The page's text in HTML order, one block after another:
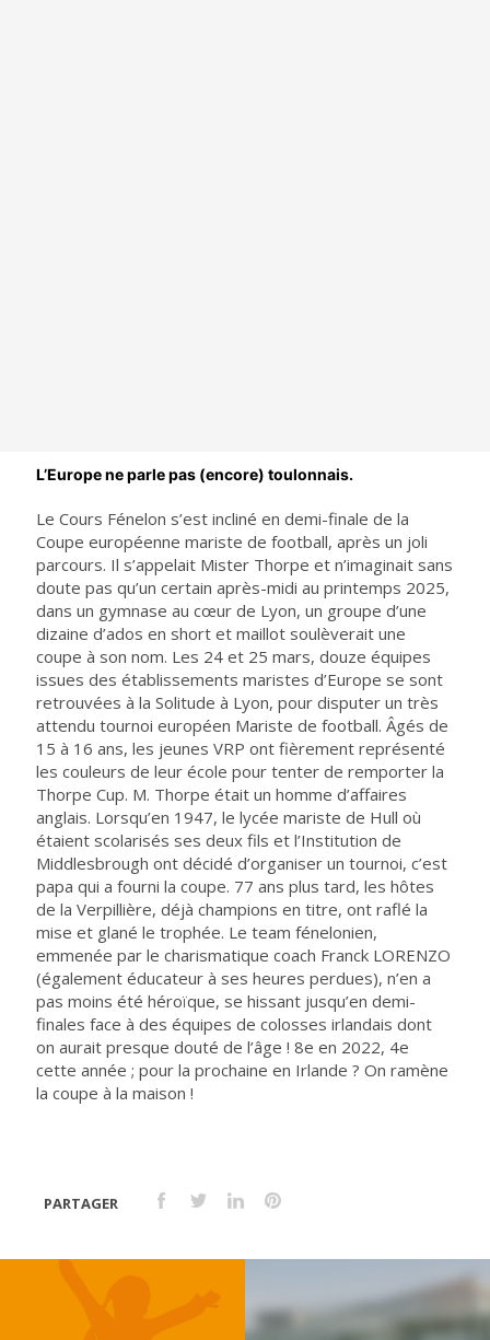
L’Europe ne parle pas (encore) toulonnais.
Le Cours Fénelon s’est incliné en demi-finale de la
Coupe européenne mariste de football, après un joli
parcours. Il s’appelait Mister Thorpe et n’imaginait sans
doute pas qu’un certain après-midi au printemps 2025,
dans un gymnase au cœur de Lyon, un groupe d’une
dizaine d’ados en short et maillot soulèverait une
coupe à son nom. Les 24 et 25 mars, douze équipes
issues des établissements maristes d’Europe se sont
retrouvées à la Solitude à Lyon, pour disputer un très
attendu tournoi européen Mariste de football. Âgés de
15 à 16 ans, les jeunes VRP ont fièrement représenté
les couleurs de leur école pour tenter de remporter la
Thorpe Cup. M. Thorpe était un homme d’affaires
anglais. Lorsqu’en 1947, le lycée mariste de Hull où
étaient scolarisés ses deux fils et l’Institution de
Middlesbrough ont décidé d’organiser un tournoi, c’est
papa qui a fourni la coupe. 77 ans plus tard, les hôtes
de la Verpillière, déjà champions en titre, ont raflé la
mise et glané le trophée. Le team fénelonien,
emmenée par le charismatique coach Franck LORENZO
(également éducateur à ses heures perdues), n’en a
pas moins été héroïque, se hissant jusqu’en demi-
finales face à des équipes de colosses irlandais dont
on aurait presque douté de l’âge ! 8e en 2022, 4e
cette année ; pour la prochaine en Irlande ? On ramène
la coupe à la maison !
PARTAGER